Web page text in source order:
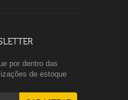
por dentro das
de estoque